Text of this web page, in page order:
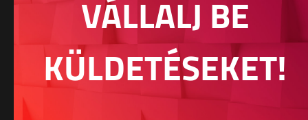
VÁLLALJ BE
KÜLDETÉSEKET!